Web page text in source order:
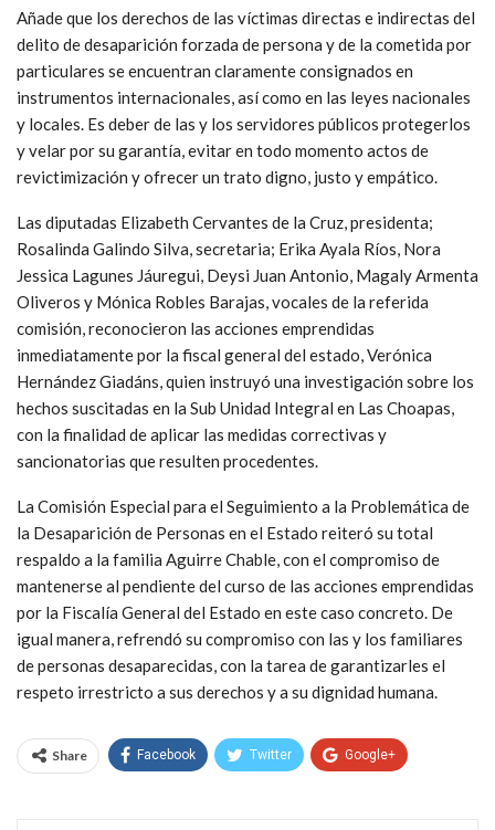
Añade que los derechos de las víctimas directas e indirectas del
delito de desaparición forzada de persona y de la cometida por
particulares se encuentran claramente consignados en
instrumentos internacionales, así como en las leyes nacionales
y locales. Es deber de las y los servidores públicos protegerlos
y velar por su garantía, evitar en todo momento actos de
revictimización y ofrecer un trato digno, justo y empático.
Las diputadas Elizabeth Cervantes de la Cruz, presidenta;
Rosalinda Galindo Silva, secretaria; Erika Ayala Ríos, Nora
Jessica Lagunes Jáuregui, Deysi Juan Antonio, Magaly Armenta
Oliveros y Mónica Robles Barajas, vocales de la referida
comisión, reconocieron las acciones emprendidas
inmediatamente por la fiscal general del estado, Verónica
Hernández Giadáns, quien instruyó una investigación sobre los
hechos suscitadas en la Sub Unidad Integral en Las Choapas,
con la finalidad de aplicar las medidas correctivas y
sancionatorias que resulten procedentes.
La Comisión Especial para el Seguimiento a la Problemática de
la Desaparición de Personas en el Estado reiteró su total
respaldo a la familia Aguirre Chable, con el compromiso de
mantenerse al pendiente del curso de las acciones emprendidas
por la Fiscalía General del Estado en este caso concreto. De
igual manera, refrendó su compromiso con las y los familiares
de personas desaparecidas, con la tarea de garantizarles el
respeto irrestricto a sus derechos y a su dignidad humana.
Share Facebook Twitter Google+